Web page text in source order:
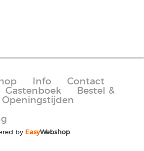
Info
Contact
Gastenboek
Bestel &
Openingstijden
by EasyWebshop